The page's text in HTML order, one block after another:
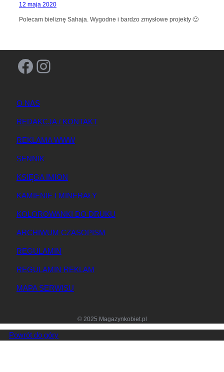
12 maja 2020
Polecam bieliznę Sahaja. Wygodne i bardzo zmysłowe projekty 🙂
Facebook Instagram
O NAS
REDAKCJA / KONTAKT
REKLAMA WWW
SENNIK
KSIĘGA IMION
KAMIENIE I MINERAŁY
KOLOROWANKI DO DRUKU
ARCHIWUM CZASOPISM
REGULAMIN
REGULAMIN REKLAM
MAPA SERWISU
© 2025 Magazynkobiet.pl
Powrót do góry